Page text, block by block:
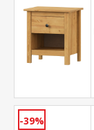
-39%